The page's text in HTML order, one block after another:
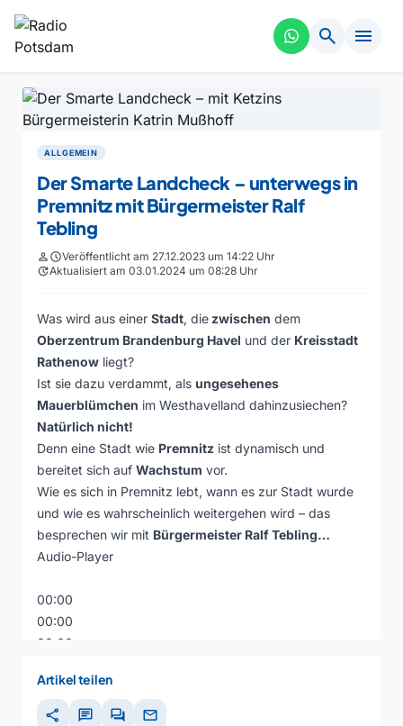
search menu
ALLGEMEIN
Der Smarte Landcheck – unterwegs in
Premnitz mit Bürgermeister Ralf
Tebling
personscheduleVeröffentlicht am 27.12.2023 um 14:22 Uhr
updateAktualisiert am 03.01.2024 um 08:28 Uhr
Was wird aus einer Stadt, die zwischen dem
Oberzentrum Brandenburg Havel und der Kreisstadt
Rathenow liegt?
Ist sie dazu verdammt, als ungesehenes
Mauerblümchen im Westhavelland dahinzusiechen?
Natürlich nicht!
Denn eine Stadt wie Premnitz ist dynamisch und
bereitet sich auf Wachstum vor.
Wie es sich in Premnitz lebt, wann es zur Stadt wurde
und wie es wahrscheinlich weitergehen wird – das
besprechen wir mit Bürgermeister Ralf Tebling…
Audio-Player
00:00
00:00
00:00
Artikel teilen
share chat forum mail